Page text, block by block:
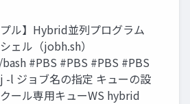
プル】Hybrid並列プログラム
ェル（jobh.sh）
#PBS #PBS #PBS #PBS
-l ジョブ名の指定 キューの設
ール専用キューWS hybrid